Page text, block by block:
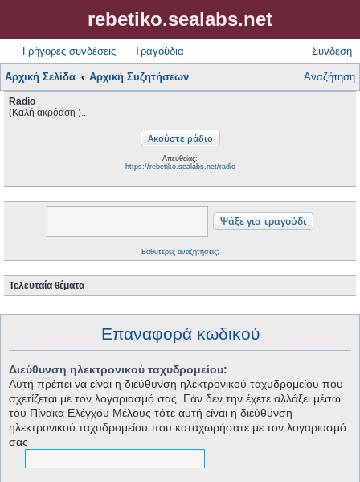
rebetiko.sealabs.net
Γρήγορες συνδέσεις Τραγούδια Σύνδεση
Αρχική Σελίδα Αρχική Συζητήσεων Αναζήτηση
Radio
(Καλή ακρόαση )..
Απευθείας:
https://rebetiko.sealabs.net/radio
Βαθύτερες αναζητήσεις;
Τελευταία θέματα
Επαναφορά κωδικού
Διεύθυνση ηλεκτρονικού ταχυδρομείου:
Αυτή πρέπει να είναι η διεύθυνση ηλεκτρονικού ταχυδρομείου που
σχετίζεται με τον λογαριασμό σας. Εάν δεν την έχετε αλλάξει μέσω
του Πίνακα Ελέγχου Μέλους τότε αυτή είναι η διεύθυνση
ηλεκτρονικού ταχυδρομείου που καταχωρήσατε με τον λογαριασμό
σας